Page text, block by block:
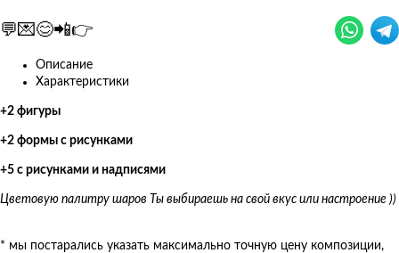
💬💌😊📲👉
Описание
Характеристики
+2 фигуры
+2 формы с рисунками
+5 с рисунками и надписями
Цветовую палитру шаров Ты выбираешь на свой вкус или настроение ))
* мы постарались указать максимально точную цену композиции,